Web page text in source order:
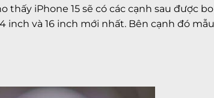
iPhone 15 sẽ có các cạnh sau được
và 16 inch mới nhất. Bên cạnh đó